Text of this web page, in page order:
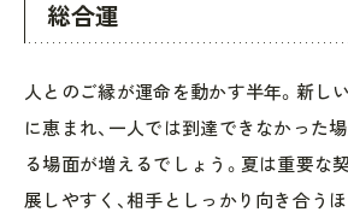
総合運
人とのご縁が運命を動かす半年。新し
に恵まれ、一人では到達できなかった
る場面が増えるでしょう。夏は重要な
展しやすく、相手としっかり向き合う